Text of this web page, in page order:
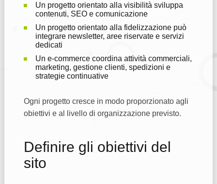
Un progetto orientato alla visibilità sviluppa
contenuti, SEO e comunicazione
Un progetto orientato alla fidelizzazione può
integrare newsletter, aree riservate e servizi
dedicati
Un e-commerce coordina attività commerciali,
marketing, gestione clienti, spedizioni e
strategie continuative
Ogni progetto cresce in modo proporzionato agli
obiettivi e al livello di organizzazione previsto.
Definire gli obiettivi del
sito